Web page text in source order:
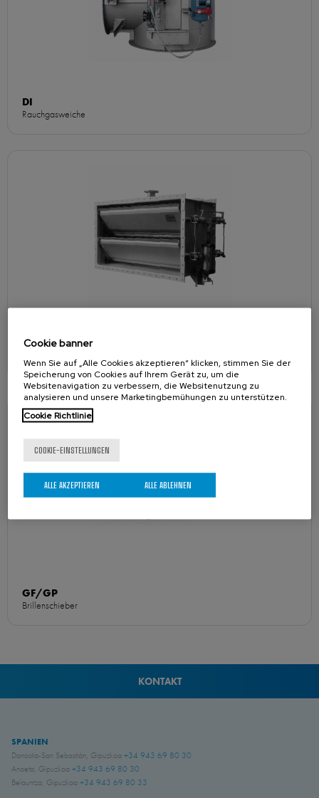
DI
Rauchgasweiche
PE
Jalousieklappe
GF/GP
Brillenschieber
KONTAKT
SPANIEN
Donostia-San Sebastián, Gipuzkoa +34 943 69 80 30
Anoeta, Gipuzkoa +34 943 69 80 30
Belauntza, Gipuzkoa +34 943 69 80 33
Cookie banner
Wenn Sie auf „Alle Cookies akzeptieren“ klicken, stimmen Sie der
Speicherung von Cookies auf Ihrem Gerät zu, um die
Websitenavigation zu verbessern, die Websitenutzung zu
analysieren und unsere Marketingbemühungen zu unterstützen.
Cookie Richtlinie
COOKIE-EINSTELLUNGEN
ALLE ABLEHNEN
ALLE AKZEPTIEREN